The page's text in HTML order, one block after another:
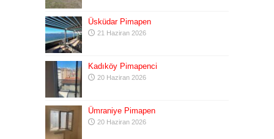
Üsküdar Pimapen
21 Haziran 2026
Kadıköy Pimapenci
20 Haziran 2026
Ümraniye Pimapen
20 Haziran 2026